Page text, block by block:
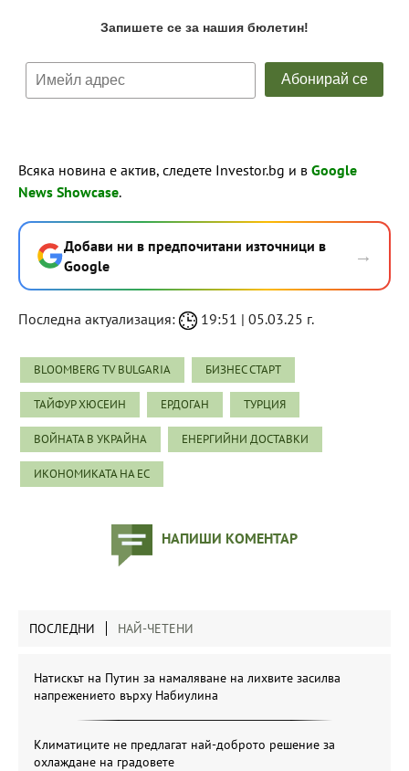
Всяка новина е актив, следете Investor.bg и в Google
News Showcase.
Добави ни в предпочитани източници в
Google
→
Последна актуализация: 19:51 | 05.03.25 г.
BLOOMBERG TV BULGARIA БИЗНЕС СТАРТ
ТАЙФУР ХЮСЕИН ЕРДОГАН ТУРЦИЯ
ВОЙНАТА В УКРАЙНА ЕНЕРГИЙНИ ДОСТАВКИ
ИКОНОМИКАТА НА ЕС
НАПИШИ КОМЕНТАР
ПОСЛЕДНИ НАЙ-ЧЕТЕНИ
Натискът на Путин за намаляване на лихвите засилва
напрежението върху Набиулина
Климатиците не предлагат най-доброто решение за
охлаждане на градовете